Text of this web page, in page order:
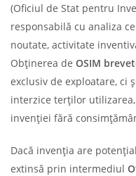
(Oficiul de Stat pentru
responsabilă cu analiza
noutate, activitate
Obținerea de OSIM
exclusiv de exploatare, ci
interzice terților
invenției fără
Dacă invenția are
extinsă prin intermediul